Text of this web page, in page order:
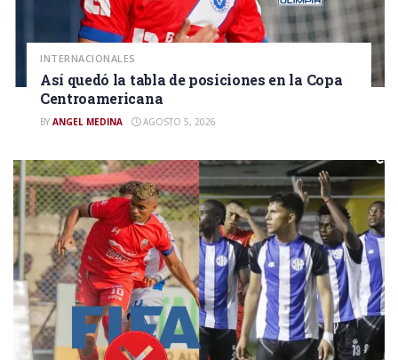
INTERNACIONALES
Así quedó la tabla de posiciones en la Copa
Centroamericana
BY ANGEL MEDINA AGOSTO 5, 2026